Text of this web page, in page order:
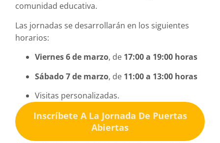
comunidad educativa.
Las jornadas se desarrollarán en los siguientes
horarios:
Viernes 6 de marzo, de 17:00 a 19:00 horas
Sábado 7 de marzo, de 11:00 a 13:00 horas
Visitas personalizadas.
Inscríbete A La Jornada De Puertas
Abiertas